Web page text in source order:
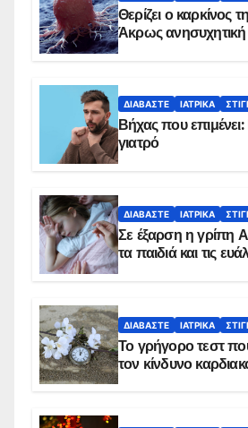
Θερίζει ο καρκίνος
Άκρως
ΔΙΑΒΆΣΤΕ ΙΑΤΡΙΚΆ
Βήχας που επιμένει:
γιατρό
ΔΙΑΒΆΣΤΕ ΙΑΤΡΙΚΆ
Σε έξαρση η γρίπη
τα παιδιά και τις
ΔΙΑΒΆΣΤΕ ΙΑΤΡΙΚΆ
Το γρήγορο τεστ
τον κίνδυνο